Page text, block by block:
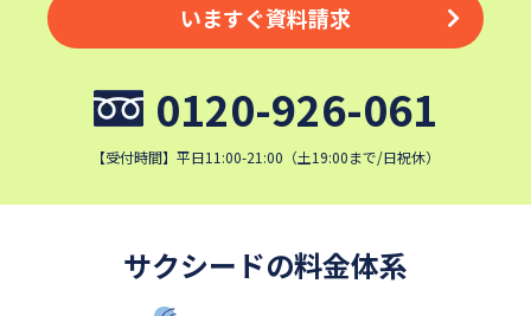
星野学園中学校
昭和学院中学校
東京女学館中学校
浜中学校
佐久長聖中学校
桐光学園中学校
いますぐ資料請求
0120-926-061
【受付時間】平日11:00-21:00（土19:00まで/日祝休）
サクシードの料金体系